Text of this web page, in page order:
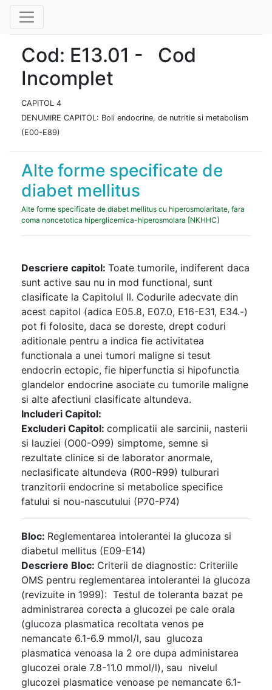
Cod: E13.01 - Cod
Incomplet
CAPITOL 4
DENUMIRE CAPITOL: Boli endocrine, de nutritie si metabolism
(E00-E89)
Alte forme specificate de
diabet mellitus
Alte forme specificate de diabet mellitus cu hiperosmolaritate, fara
coma noncetotica hiperglicemica-hiperosmolara [NKHHC]
Descriere capitol: Toate tumorile, indiferent daca
sunt active sau nu in mod functional, sunt
clasificate la Capitolul II. Codurile adecvate din
acest capitol (adica E05.8, E07.0, E16-E31, E34.-)
pot fi folosite, daca se doreste, drept coduri
aditionale pentru a indica fie activitatea
functionala a unei tumori maligne si tesut
endocrin ectopic, fie hiperfunctia si hipofunctia
glandelor endocrine asociate cu tumorile maligne
si alte afectiuni clasificate altundeva.
Includeri Capitol:
Excluderi Capitol: complicatii ale sarcinii, nasterii
si lauziei (O00-O99) simptome, semne si
rezultate clinice si de laborator anormale,
neclasificate altundeva (R00-R99) tulburari
tranzitorii endocrine si metabolice specifice
fatului si nou-nascutului (P70-P74)
Bloc: Reglementarea intolerantei la glucoza si
diabetul mellitus (E09-E14)
Descriere Bloc: Criterii de diagnostic: Criteriile
OMS pentru reglementarea intolerantei la glucoza
(revizuite in 1999): Testul de toleranta bazat pe
administrarea corecta a glucozei pe cale orala
(glucoza plasmatica recoltata venos pe
nemancate 6.1-6.9 mmol/l, sau glucoza
plasmatica venoasa la 2 ore dupa administarea
glucozei orale 7.8-11.0 mmol/l), sau nivelul
glucozei plasmatice venoase pe nemancate 6.1-